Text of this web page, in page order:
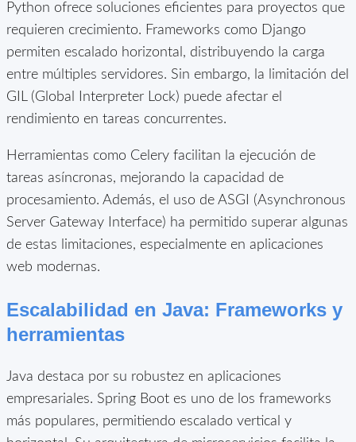
Python ofrece soluciones eficientes para proyectos que
requieren crecimiento. Frameworks como Django
permiten escalado horizontal, distribuyendo la carga
entre múltiples servidores. Sin embargo, la limitación del
GIL (Global Interpreter Lock) puede afectar el
rendimiento en tareas concurrentes.
Herramientas como Celery facilitan la ejecución de
tareas asíncronas, mejorando la capacidad de
procesamiento. Además, el uso de ASGI (Asynchronous
Server Gateway Interface) ha permitido superar algunas
de estas limitaciones, especialmente en aplicaciones
web modernas.
Escalabilidad en Java: Frameworks y
herramientas
Java destaca por su robustez en aplicaciones
empresariales. Spring Boot es uno de los frameworks
más populares, permitiendo escalado vertical y